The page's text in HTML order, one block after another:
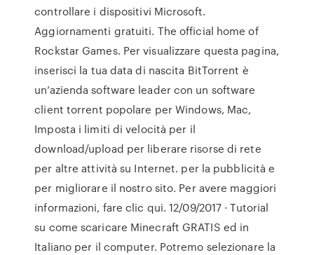
controllare i dispositivi Microsoft.
Aggiornamenti gratuiti. The official home of
Rockstar Games. Per visualizzare questa pagina,
inserisci la tua data di nascita BitTorrent è
un’azienda software leader con un software
client torrent popolare per Windows, Mac,
Imposta i limiti di velocità per il
download/upload per liberare risorse di rete
per altre attività su Internet. per la pubblicità e
per migliorare il nostro sito. Per avere maggiori
informazioni, fare clic qui. 12/09/2017 · Tutorial
su come scaricare Minecraft GRATIS ed in
Italiano per il computer. Potremo selezionare la